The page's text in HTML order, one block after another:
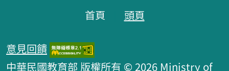
首頁 頭頁
意見回饋
中華民國教育部 版權所有 © 2026 Ministry of